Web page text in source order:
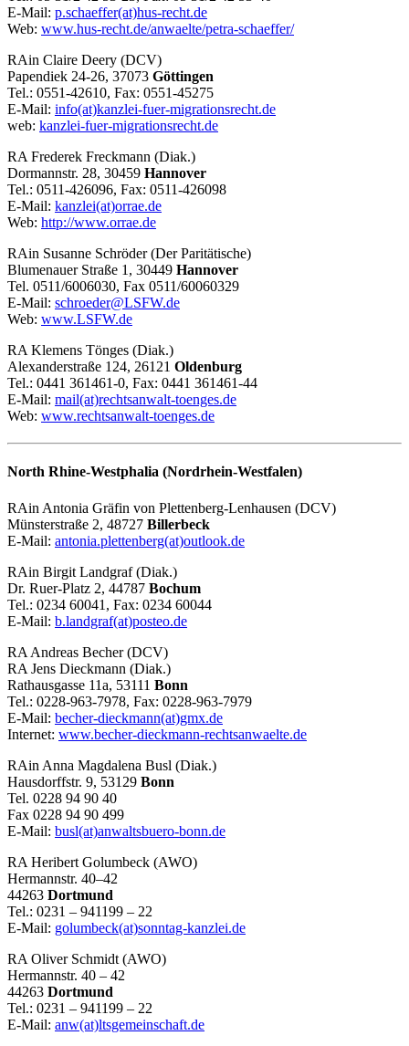
E-Mail: p.schaeffer(at)hus-recht.de
Web: www.hus-recht.de/anwaelte/petra-schaeffer/
RAin Claire Deery (DCV)
Papendiek 24-26, 37073 Göttingen
Tel.: 0551-42610, Fax: 0551-45275
E-Mail: info(at)kanzlei-fuer-migrationsrecht.de
web: kanzlei-fuer-migrationsrecht.de
RA Frederek Freckmann (Diak.)
Dormannstr. 28, 30459 Hannover
Tel.: 0511-426096, Fax: 0511-426098
E-Mail: kanzlei(at)orrae.de
Web: http://www.orrae.de
RAin Susanne Schröder (Der Paritätische)
Blumenauer Straße 1, 30449 Hannover
Tel. 0511/6006030, Fax 0511/60060329
E-Mail: schroeder@LSFW.de
Web: www.LSFW.de
RA Klemens Tönges (Diak.)
Alexanderstraße 124, 26121 Oldenburg
Tel.: 0441 361461-0, Fax: 0441 361461-44
E-Mail: mail(at)rechtsanwalt-toenges.de
Web: www.rechtsanwalt-toenges.de
North Rhine-Westphalia (Nordrhein-Westfalen)
RAin Antonia Gräfin von Plettenberg-Lenhausen (DCV)
Münsterstraße 2, 48727 Billerbeck
E-Mail: antonia.plettenberg(at)outlook.de
RAin Birgit Landgraf (Diak.)
Dr. Ruer-Platz 2, 44787 Bochum
Tel.: 0234 60041, Fax: 0234 60044
E-Mail: b.landgraf(at)posteo.de
RA Andreas Becher (DCV)
RA Jens Dieckmann (Diak.)
Rathausgasse 11a, 53111 Bonn
Tel.: 0228-963-7978, Fax: 0228-963-7979
E-Mail: becher-dieckmann(at)gmx.de
Internet: www.becher-dieckmann-rechtsanwaelte.de
RAin Anna Magdalena Busl (Diak.)
Hausdorffstr. 9, 53129 Bonn
Tel. 0228 94 90 40
Fax 0228 94 90 499
E-Mail: busl(at)anwaltsbuero-bonn.de
RA Heribert Golumbeck (AWO)
Hermannstr. 40–42
44263 Dortmund
Tel.: 0231 – 941199 – 22
E-Mail: golumbeck(at)sonntag-kanzlei.de
RA Oliver Schmidt (AWO)
Hermannstr. 40 – 42
44263 Dortmund
Tel.: 0231 – 941199 – 22
E-Mail: anw(at)ltsgemeinschaft.de